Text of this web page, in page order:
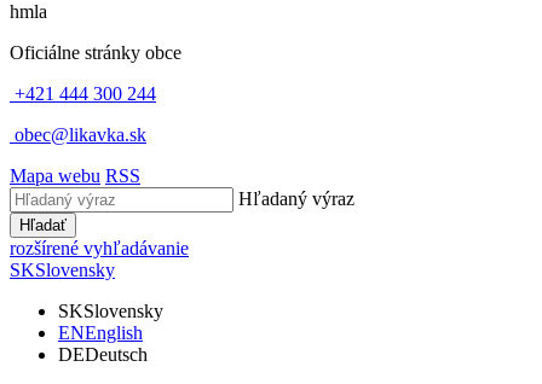
hmla
Oficiálne stránky obce
+421 444 300 244
obec@likavka.sk
Mapa webu RSS
Hľadaný výraz
Hľadať
rozšírené vyhľadávanie
SKSlovensky
SKSlovensky
ENEnglish
DEDeutsch